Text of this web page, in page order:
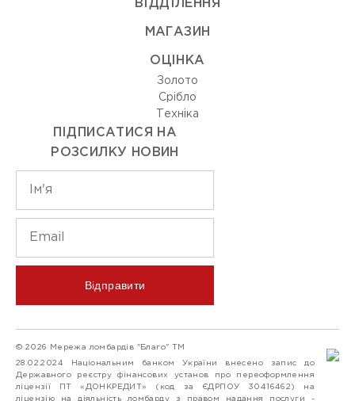
ВIДДIЛЕННЯ
МАГАЗИН
ОЦIНКА
Золото
Срiбло
Технiка
ПІДПИСАТИСЯ НА
РОЗСИЛКУ НОВИН
Відправити
© 2026 Мережа ломбардів "Благо" ТМ
28.02.2024 Національним банком України внесено запис до
Державного реєстру фінансових установ про переоформлення
ліцензії ПТ «ДОНКРЕДИТ» (код за ЄДРПОУ 30416462) на
ліцензію на діяльність ломбарду з правом надання послуги -